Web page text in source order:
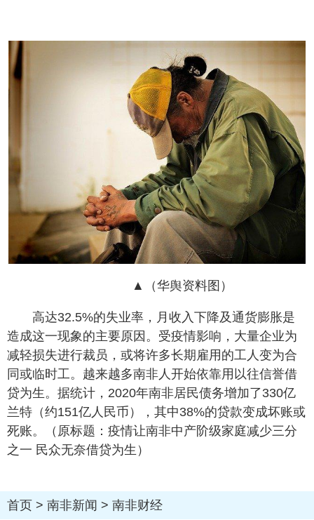
▲（华舆资料图）
高达32.5%的失业率，月收入下降及通货膨胀是
造成这一现象的主要原因。受疫情影响，大量企业为
减轻损失进行裁员，或将许多长期雇用的工人变为合
同或临时工。越来越多南非人开始依靠用以往信誉借
贷为生。据统计，2020年南非居民债务增加了330亿
兰特（约151亿人民币），其中38%的贷款变成坏账或
死账。（原标题：疫情让南非中产阶级家庭减少三分
之一 民众无奈借贷为生）
首页 > 南非新闻 > 南非财经